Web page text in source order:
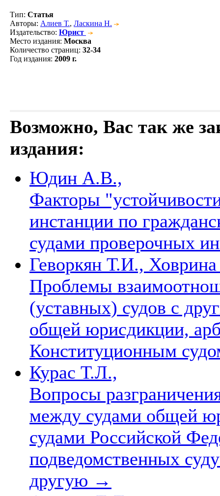
Тип: Статья
Авторы: Алиев Т., Ласкина Н.
Издательство: Юрист
Место издания: Москва
Количество страниц: 32-34
Год издания: 2009 г.
Возможно, Вас так же
издания:
Юдин А.В.,
Факторы
инстанции по
судами проверочных
Геворкян Т.И.,
Проблемы
(уставных) судов с
общей юрисдикции,
Конституционным
Курас Т.Л.,
Вопросы
между судами общей
судами Российской
подведомственных
другую →